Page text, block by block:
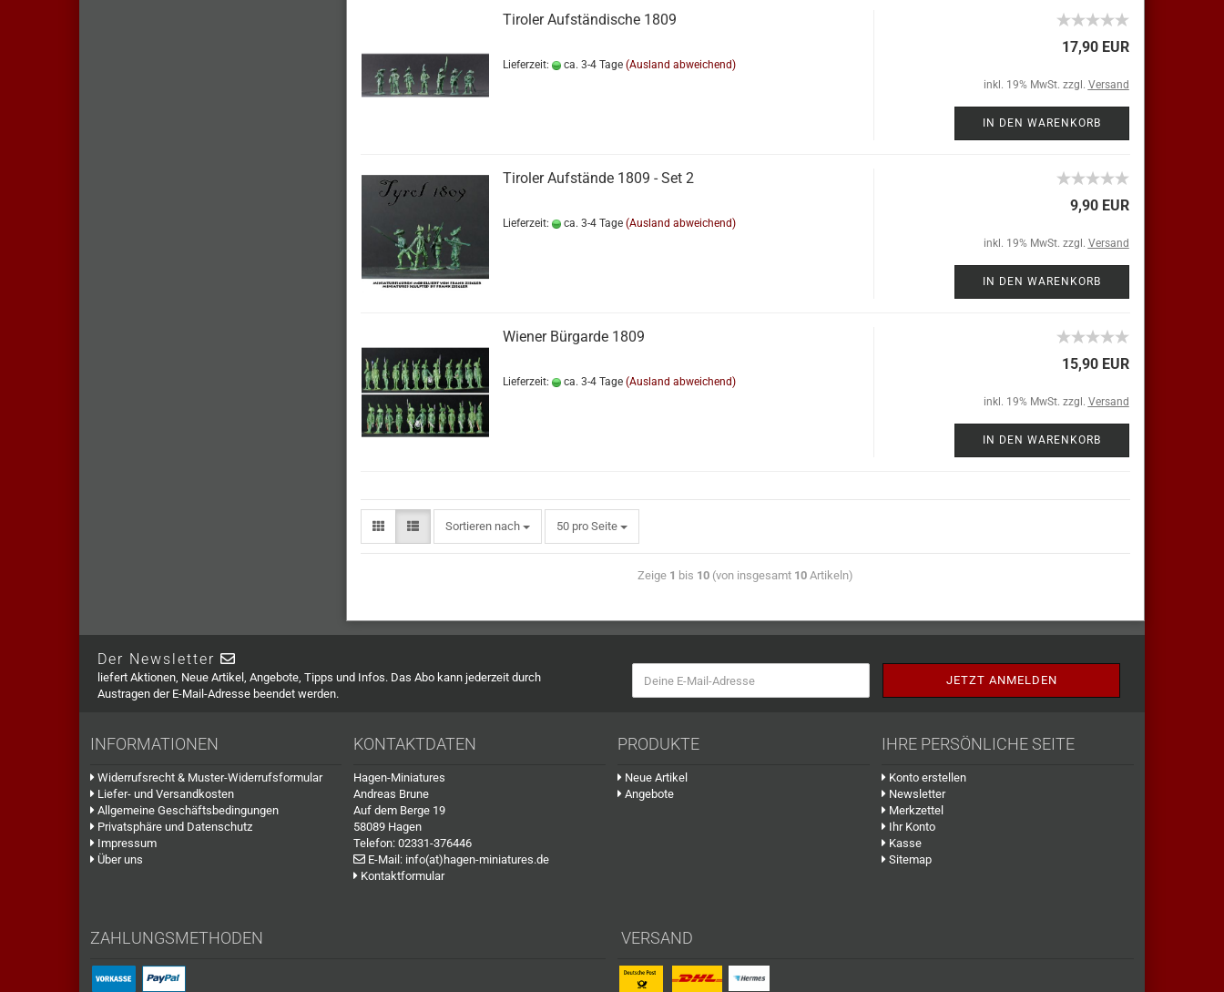
Tiroler Aufständische 1809
Lieferzeit: ca. 3-4 Tage (Ausland abweichend)
17,90 EUR
inkl. 19% MwSt. zzgl. Versand
IN DEN WARENKORB
Tiroler Aufstände 1809 - Set 2
Lieferzeit: ca. 3-4 Tage (Ausland abweichend)
9,90 EUR
inkl. 19% MwSt. zzgl. Versand
IN DEN WARENKORB
Wiener Bürgarde 1809
Lieferzeit: ca. 3-4 Tage (Ausland abweichend)
15,90 EUR
inkl. 19% MwSt. zzgl. Versand
IN DEN WARENKORB
Sortieren nach 50 pro Seite
Zeige 1 bis 10(von insgesamt 10Artikeln)
Der Newsletter
liefert Aktionen, Neue Artikel, Angebote, Tipps und Infos. Das Abo kann jederzeit durch
Austragen der E-Mail-Adresse beendet werden.
INFORMATIONEN
Widerrufsrecht & Muster-Widerrufsformular
Liefer- und Versandkosten
Allgemeine Geschäftsbedingungen
Privatsphäre und Datenschutz
Impressum
Über uns
KONTAKTDATEN
Hagen-Miniatures
Andreas Brune
Auf dem Berge 19
58089 Hagen
Telefon:02331-376446
E-Mail: info(at)hagen-miniatures.de
Kontaktformular
PRODUKTE
Neue Artikel
Angebote
IHRE PERSÖNLICHE SEITE
Konto erstellen
Newsletter
Merkzettel
Ihr Konto
Kasse
Sitemap
ZAHLUNGSMETHODEN VERSAND